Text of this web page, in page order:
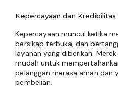
Kepercayaan dan
Kepercayaan muncul ketika
bersikap terbuka, dan
layanan yang diberikan.
mudah untuk
pelanggan merasa aman dan
pembelian.